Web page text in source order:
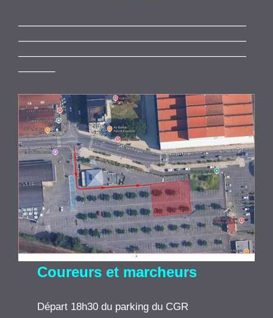
——————————————————————
——————————————————————
——————————————————————
———–
Coureurs et marcheurs
Départ 18h30 du parking du CGR